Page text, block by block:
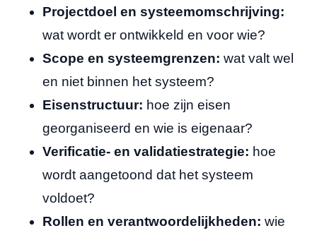
Projectdoel en systeemomschrijving:
wat wordt er ontwikkeld en voor wie?
Scope en systeemgrenzen: wat valt wel
en niet binnen het systeem?
Eisenstructuur: hoe zijn eisen
georganiseerd en wie is eigenaar?
Verificatie- en validatiestrategie: hoe
wordt aangetoond dat het systeem
voldoet?
Rollen en verantwoordelijkheden: wie